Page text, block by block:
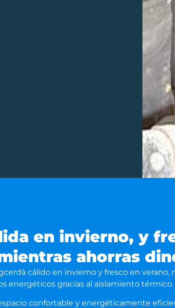
en invierno, y
ahorras
cálido en invierno y fresco en verano,
energéticos gracias al aislamiento térmico.
confortable y energéticamente